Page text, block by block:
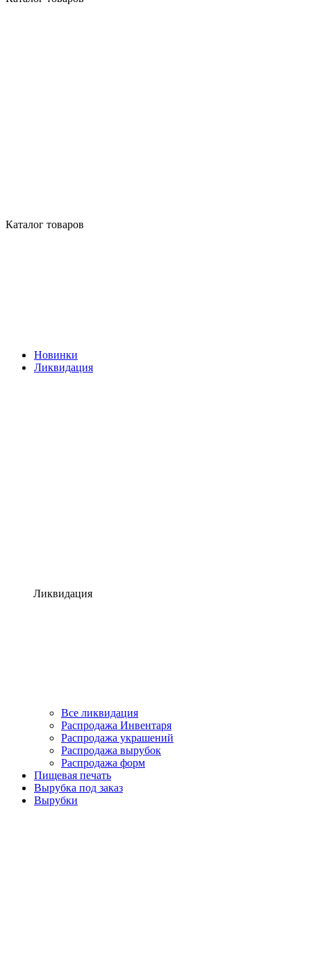
Каталог товаров
Новинки
Ликвидация
Ликвидация
Все ликвидация
Распродажа Инвентаря
Распродажа украшений
Распродажа вырубок
Распродажа форм
Пищевая печать
Вырубка под заказ
Вырубки